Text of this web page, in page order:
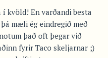
kvöld! En varðandi besta
mæli ég eindregið með
það oft þegar við
fyrir Taco skeljarnar ;)